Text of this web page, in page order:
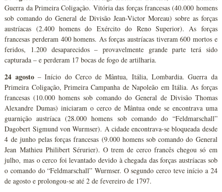
Guerra da Primeira Coligação. Vitória das forças francesas (40.000 homens
sob comando do General de Divisão Jean-Victor Moreau) sobre as forças
austríacas (2.400 homens do Exército do Reno Superior). As forças
francesas perderam 400 homens. As forças austríacas tiveram 600 mortos e
feridos, 1.200 desaparecidos – provavelmente grande parte terá sido
capturada – e perderam 17 bocas de fogo de artilharia.
24 agosto– Início do Cerco de Mântua, Itália, Lombardia. Guerra da
Primeira Coligação, Primeira Campanha de Napoleão em Itália. As forças
francesas (10.000 homens sob comando do General de Divisão Thomas
Alexandre Dumas) iniciaram o cerco de Mântua onde se encontrava uma
guarnição austríaca (28.000 homens sob comando do “Feldmarschall”
Dagobert Sigmund von Wurmser). A cidade encontrava-se bloqueada desde
4 de junho pelas forças francesas (9.000 homens sob comando do General
Jean Mathieu Philibert Sérurier). O trem de cerco francês chegou só em
julho, mas o cerco foi levantado devido à chegada das forças austríacas sob
o comando do “Feldmarschall” Wurmser. O segundo cerco teve início a 24
de agosto e prolongou-se até 2 de fevereiro de 1797.